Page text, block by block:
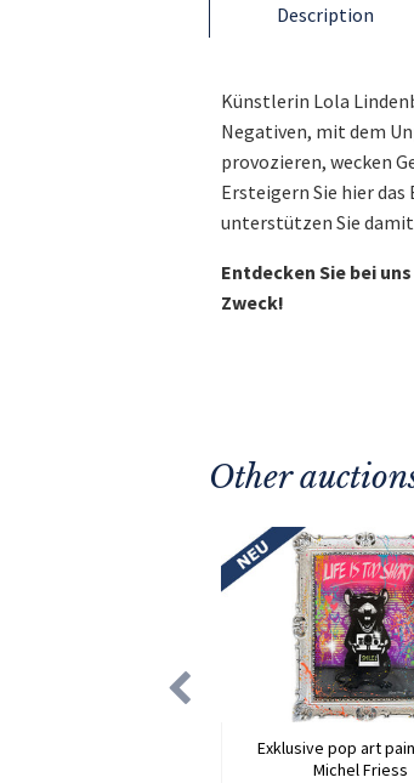
Description
Künstlerin Lola
Negativen, mit dem
provozieren, wecken
Ersteigern Sie hier
unterstützen Sie
Entdecken Sie bei
Zweck!
Other
Exklusive pop art
Michel Friess